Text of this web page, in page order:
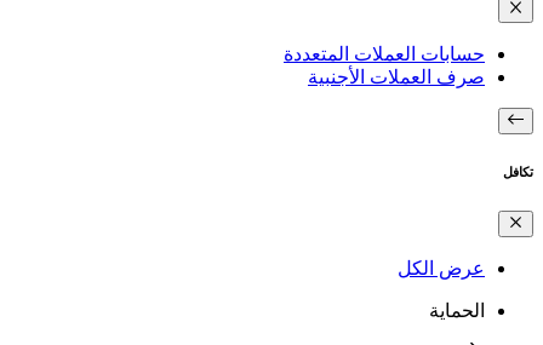
حسابات العملات المتعددة
صرف العملات الأجنبية
تكافل
عرض الكل
الحماية